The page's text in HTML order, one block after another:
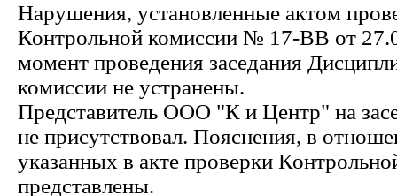
Нарушения, установленные актом
Контрольной комиссии № 17-ВВ от
момент проведения заседания
комиссии не устранены.
Представитель ООО "К и Центр" на
не присутствовал. Пояснения, в
указанных в акте проверки
представлены.